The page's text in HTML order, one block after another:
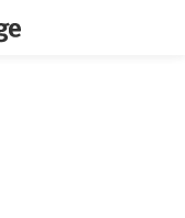
Jetzt bestellen